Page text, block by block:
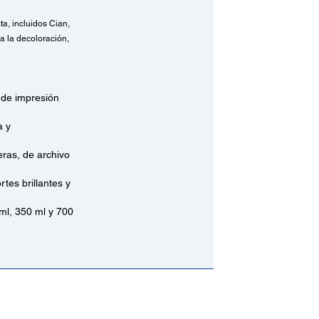
incluidos Cian,
la decoloración,
impresión
y
de archivo
brillantes y
350 ml y 700